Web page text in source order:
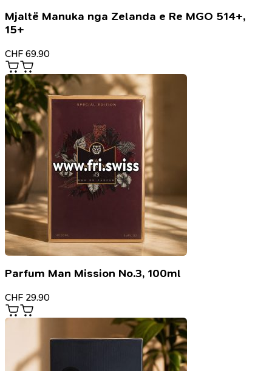
Mjaltë Manuka nga Zelanda e Re MGO 514+,
15+
CHF 69.90
Parfum Man Mission No.3, 100ml
CHF 29.90